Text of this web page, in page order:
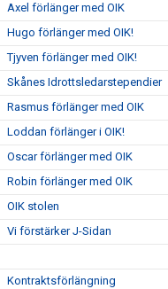
Axel förlänger med OIK
Hugo förlänger med OIK!
Tjyven förlänger med OIK!
Skånes Idrottsledarstependier
Rasmus förlänger med OIK
Loddan förlänger i OIK!
Oscar förlänger med OIK
Robin förlänger med OIK
OIK stolen
Vi förstärker J-Sidan
Kontraktsförlängning